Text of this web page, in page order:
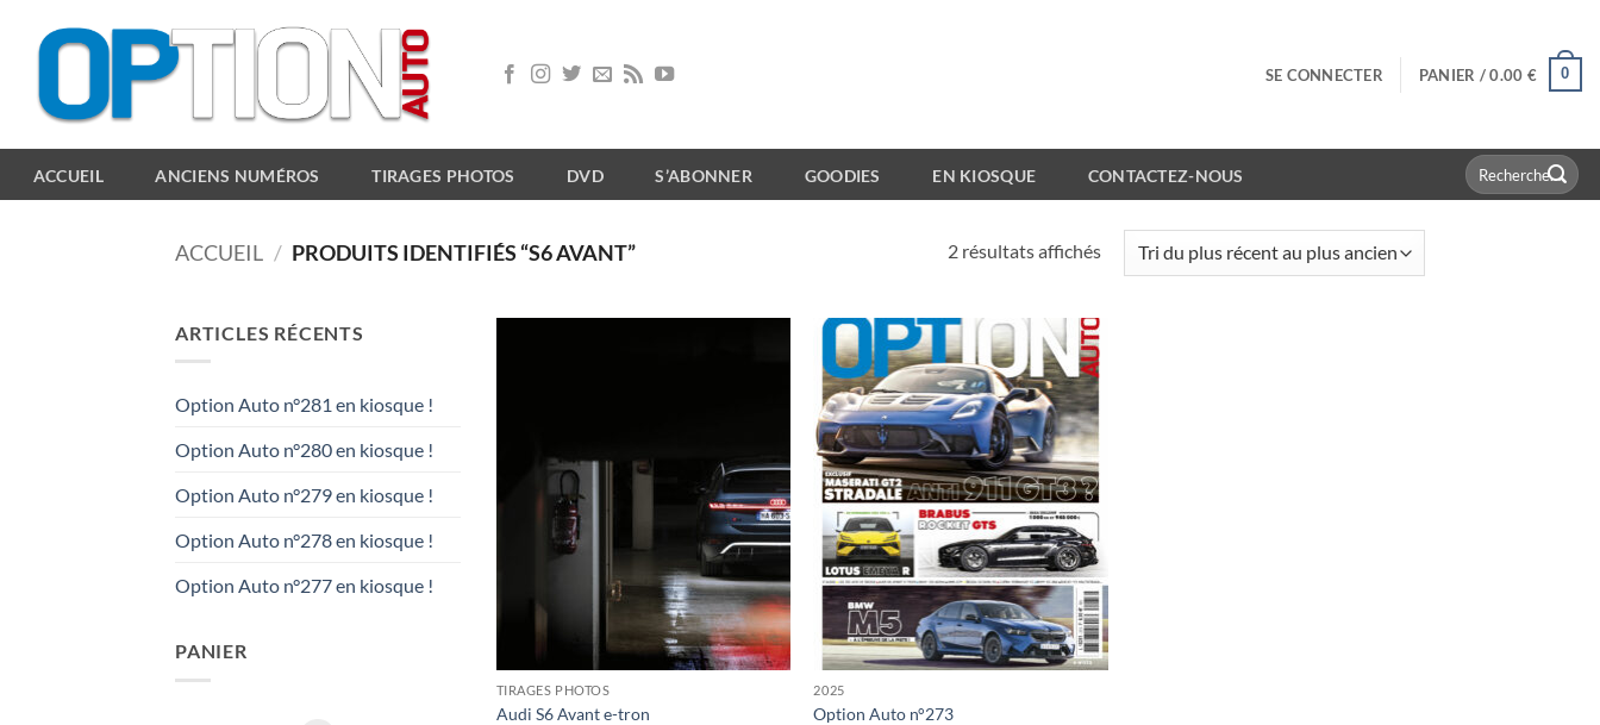
SE CONNECTER PANIER /0.00 € 0
ACCUEIL ANCIENS NUMÉROS TIRAGES PHOTOS DVD S’ABONNER GOODIES EN KIOSQUE CONTACTEZ-NOUS
Recherche
pour :
ACCUEIL / PRODUITS IDENTIFIÉS “S6 AVANT” 2 résultats affichésTrié
récent
au
ARTICLES RÉCENTS
Option Auto n°281 en kiosque !
Option Auto n°280 en kiosque !
Option Auto n°279 en kiosque !
Option Auto n°278 en kiosque !
Option Auto n°277 en kiosque !
PANIER
TIRAGES PHOTOS
Audi S6 Avant e-tron
2025
Option Auto n°273